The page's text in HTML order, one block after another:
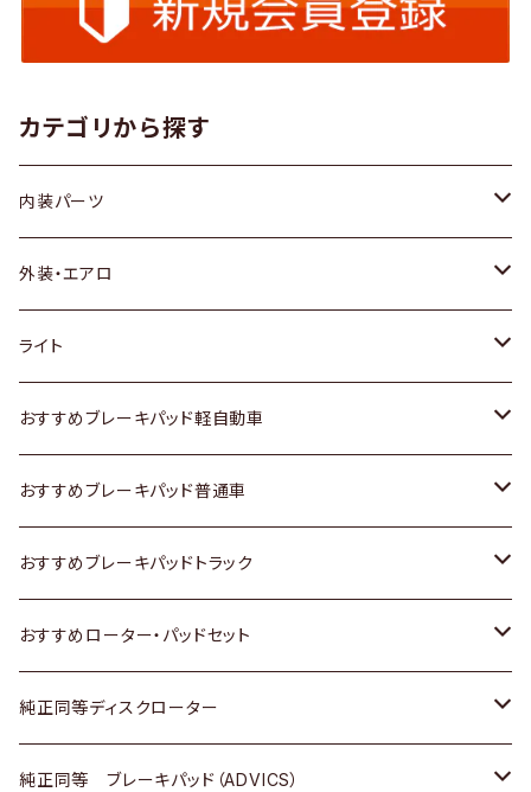
カテゴリから探す
内装パーツ
トヨタ
ホンダ
スズキ
日産
いすゞ
ダイハツ
マツダ
三菱
外装・エアロ
トヨタ
ホンダ
スズキ
日産
いすゞ
ダイハツ
マツダ
ライト
トヨタ
スズキ
日産
いすゞ
ダイハツ
三菱
おすすめブレーキパッド軽自動車
トヨタ
ホンダ
スズキ
日産
ダイハツ
おすすめブレーキパッド普通車
トヨタ
ホンダ
スズキ
日産
おすすめブレーキパッドトラック
トヨタ
日産
いすゞ
おすすめローター・パッドセット
トヨタ
ホンダ
純正同等ディスクローター
トヨタ
純正同等 ブレーキパッド（ADVICS）